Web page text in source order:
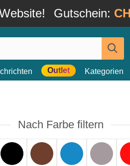
Gutschein:
Outlet Kategorien
Nach Farbe filtern